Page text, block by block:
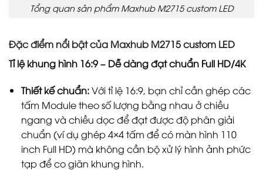
Tổng quan sản phẩm Maxhub M2715 custom LED
Đặc điểm nổi bật của Maxhub M2715 custom LED
Tỉ lệ khung hình 16:9 – Dễ dàng đạt chuẩn Full HD/4K
Thiết kế chuẩn:Với tỉ lệ 16:9, bạn chỉ cần ghép các
tấm Module theo số lượng bằng nhau ở chiều
ngang và chiều dọc để đạt được độ phân giải
chuẩn (ví dụ ghép 4×4 tấm để có màn hình 110
inch Full HD) mà không cần bộ xử lý hình ảnh phức
tạp để co giãn khung hình.